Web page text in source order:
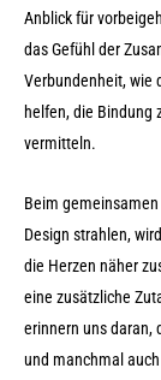
Anblick für
das Gefühl der
Verbundenheit, wie
helfen, die Bindung
vermitteln.
Beim
Design strahlen,
die Herzen näher
eine zusätzliche
erinnern uns daran,
und manchmal